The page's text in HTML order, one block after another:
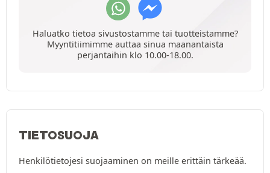
Haluatko tietoa sivustostamme tai tuotteistamme?
Myyntitiimimme auttaa sinua maanantaista
perjantaihin klo 10.00-18.00.
TIETOSUOJA
Henkilötietojesi suojaaminen on meille erittäin tärkeää.